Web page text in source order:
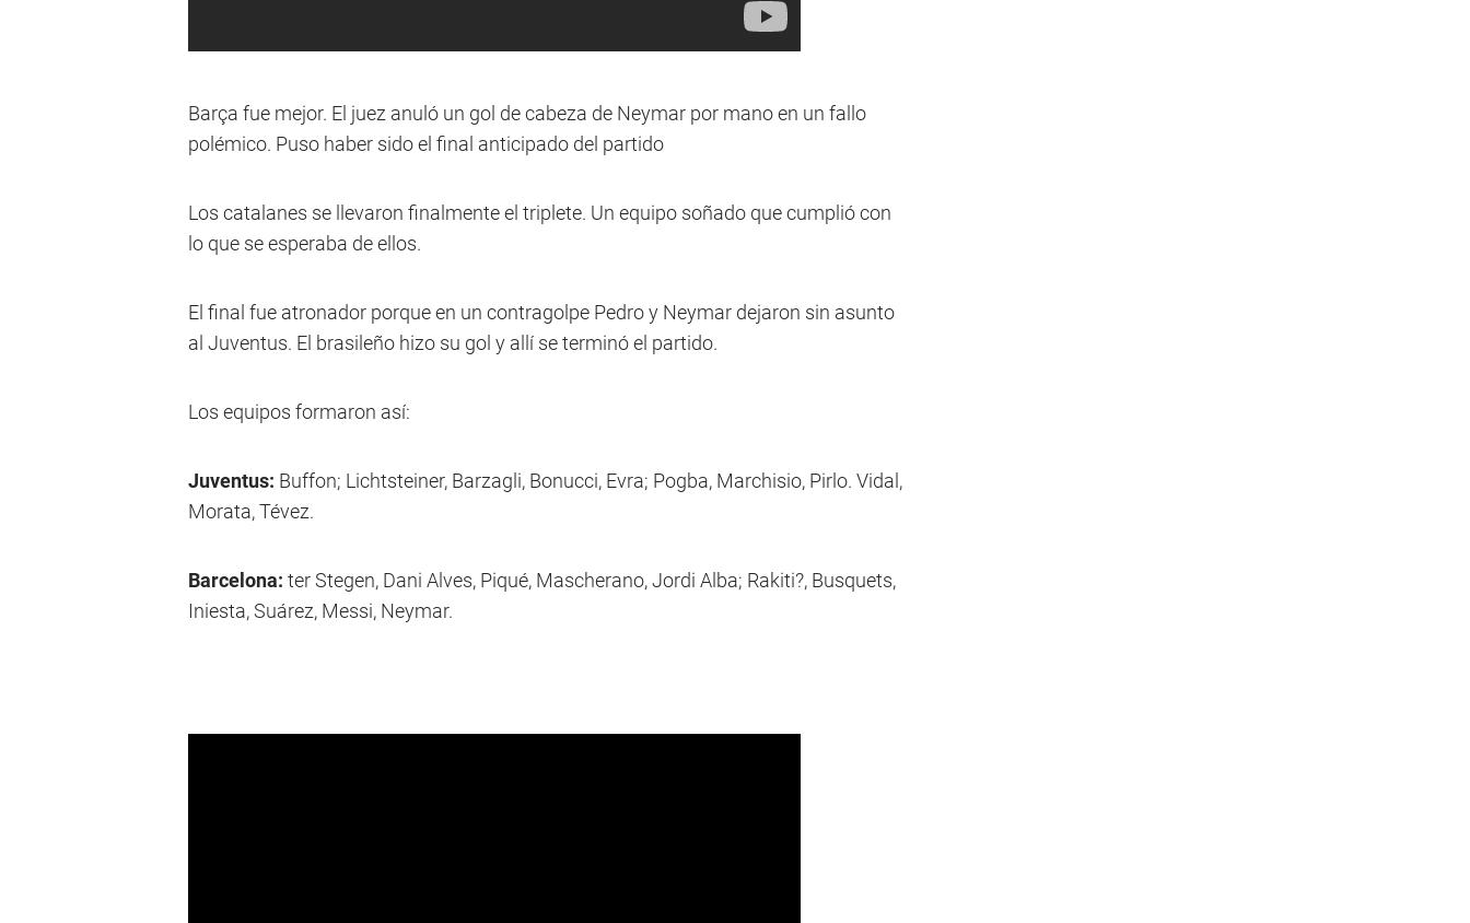
Barça fue mejor. El juez anuló un gol de cabeza de Neymar por mano en un fallo
polémico. Puso haber sido el final anticipado del partido
Los catalanes se llevaron finalmente el triplete. Un equipo soñado que cumplió con
lo que se esperaba de ellos.
El final fue atronador porque en un contragolpe Pedro y Neymar dejaron sin asunto
al Juventus. El brasileño hizo su gol y allí se terminó el partido.
Los equipos formaron así:
Juventus: Buffon; Lichtsteiner, Barzagli, Bonucci, Evra; Pogba, Marchisio, Pirlo. Vidal,
Morata, Tévez.
Barcelona: ter Stegen, Dani Alves, Piqué, Mascherano, Jordi Alba; Rakiti?, Busquets,
Iniesta, Suárez, Messi, Neymar.